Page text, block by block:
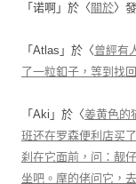
「 诺啊 」於〈 關於〉
「 Atlas 」於〈曾經有
了一粒釦子，等到找
「 Aki 」於〈姜黄色的
班还在罗森便利店买
刹在它面前，问：靓
坐吧。摩的佬问它，